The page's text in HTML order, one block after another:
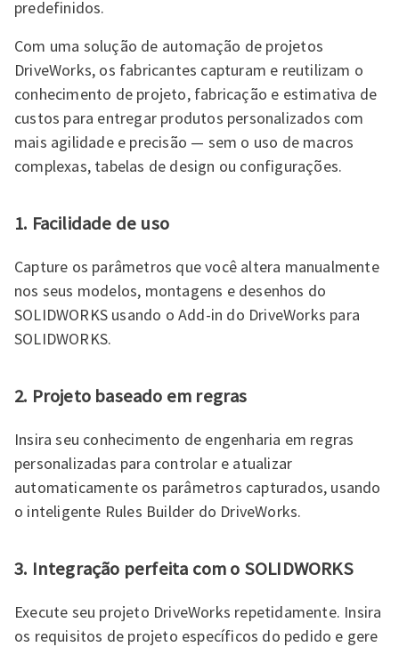
predefinidos.
Com uma solução de automação de projetos
DriveWorks, os fabricantes capturam e reutilizam o
conhecimento de projeto, fabricação e estimativa de
custos para entregar produtos personalizados com
mais agilidade e precisão — sem o uso de macros
complexas, tabelas de design ou configurações.
1. Facilidade de uso
Capture os parâmetros que você altera manualmente
nos seus modelos, montagens e desenhos do
SOLIDWORKS usando o Add-in do DriveWorks para
SOLIDWORKS.
2. Projeto baseado em regras
Insira seu conhecimento de engenharia em regras
personalizadas para controlar e atualizar
automaticamente os parâmetros capturados, usando
o inteligente Rules Builder do DriveWorks.
3. Integração perfeita com o SOLIDWORKS
Execute seu projeto DriveWorks repetidamente. Insira
os requisitos de projeto específicos do pedido e gere